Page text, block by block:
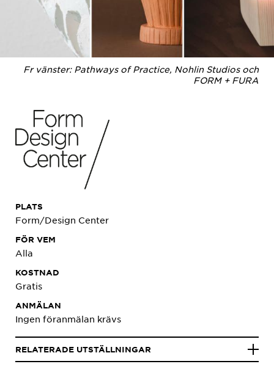
Fr vänster: Pathways of Practice, Nohlin Studios och
FORM + FURA
PLATS
Form/Design Center
FÖR VEM
Alla
KOSTNAD
Gratis
ANMÄLAN
Ingen föranmälan krävs
RELATERADE UTSTÄLLNINGAR